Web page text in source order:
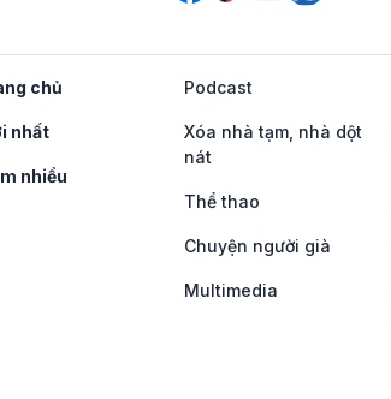
chủ
nhất
nhiều
Podcast
Xóa nhà tạm, nhà dột
nát
Thể thao
Chuyện người già
Multimedia